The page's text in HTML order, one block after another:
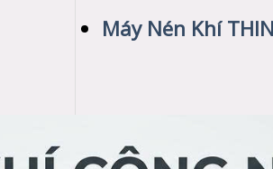
Máy Nén Khí